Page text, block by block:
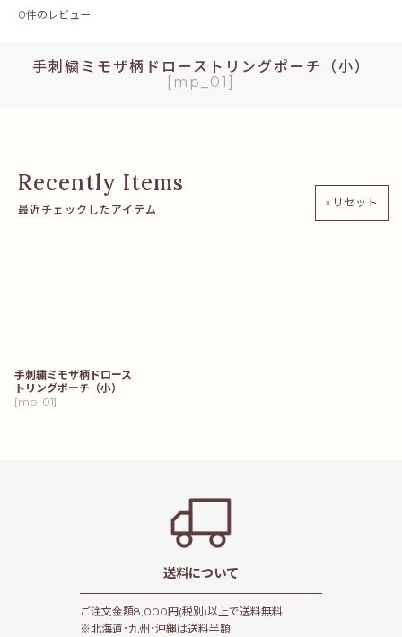
手刺繍ミモザ柄ドローストリングポーチ（小）
[ mp_01 ]
0件のレビュー
最近チェックしたアイテム
×リセット
手刺繍ミモザ柄ドロース
トリングポーチ（小）
[mp_01]
送料について
ご注文金額8,000円(税別)以上で送料無料
※北海道･九州･沖縄は送料半額